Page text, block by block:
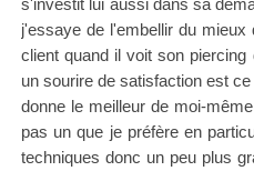
s'investit lui aussi dans sa
j'essaye de l'embellir du
client quand il voit son
un sourire de satisfaction est
donne le meilleur de moi-
pas un que je préfère en
techniques donc un peu plus